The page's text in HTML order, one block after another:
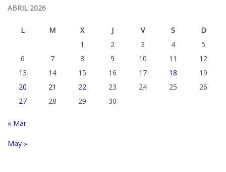
ABRIL 2026
L M X J V S
D
1
2 3 4
5
6
7 8 9 10 11
12
13
14 15 16 17 18
19
20
21 22 23 24 25
26
27
28 29 30
« Mar
May »